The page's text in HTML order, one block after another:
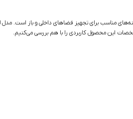
مناسب برای تجهیز فضاهای داخلی و باز است.
این محصول کاربردی را با هم بررسی می‌کنیم.